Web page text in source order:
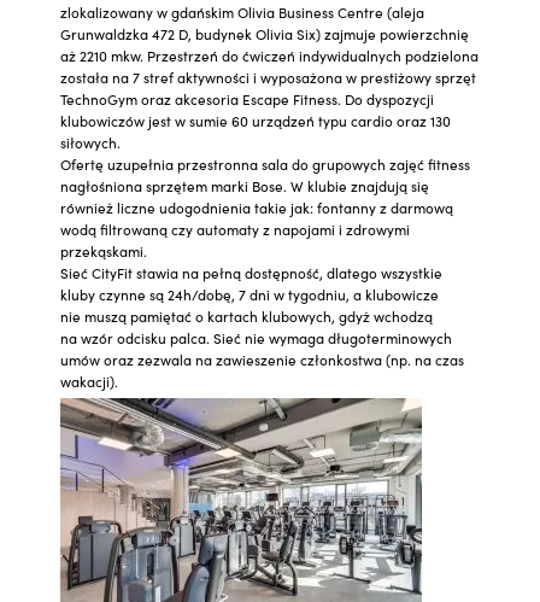
zlokalizowany w gdańskim Olivia Business Centre (aleja
Grunwaldzka 472 D, budynek Olivia Six) zajmuje powierzchnię
aż 2210 mkw. Przestrzeń do ćwiczeń indywidualnych podzielona
została na 7 stref aktywności i wyposażona w prestiżowy sprzęt
TechnoGym oraz akcesoria Escape Fitness. Do dyspozycji
klubowiczów jest w sumie 60 urządzeń typu cardio oraz 130
siłowych.
Ofertę uzupełnia przestronna sala do grupowych zajęć fitness
nagłośniona sprzętem marki Bose. W klubie znajdują się
również liczne udogodnienia takie jak: fontanny z darmową
wodą filtrowaną czy automaty z napojami i zdrowymi
przekąskami.
Sieć CityFit stawia na pełną dostępność, dlatego wszystkie
kluby czynne są 24h/dobę, 7 dni w tygodniu, a klubowicze
nie muszą pamiętać o kartach klubowych, gdyż wchodzą
na wzór odcisku palca. Sieć nie wymaga długoterminowych
umów oraz zezwala na zawieszenie członkostwa (np. na czas
wakacji).